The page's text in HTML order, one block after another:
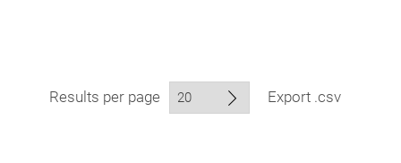
Results per page Export .csv